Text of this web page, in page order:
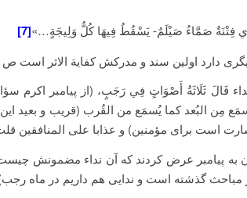
فِتْنَةٌ صَمَّاءُ صَيْلَمٌ- يَسْقُطُ فِيهَا كُلُّ وَلِيجَةٍ…»[7]
دارد اولین سند و مدرکش کفایة الاثر است ص 156
قَالَ ثَلَاثَةُ أَصْوَاتٍ فِي رَجَبٍ، (از پیامبر اکرم
مِن البُعد كما يُسمَع من القُرب (قریب و بعید
است برای مؤمنین) و عذابا على المنافقين
به پیامبر عرض کردند که آن نداء مضمونش
مباحث گذشته است و ندایی هم داریم در ماه